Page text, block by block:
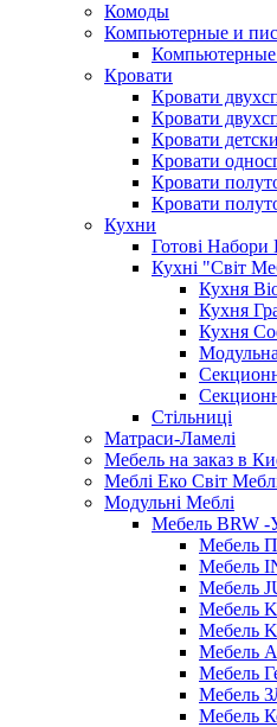
Комоды
Компьютерные и
Кровати
Кровати
Кровати
Кровати
Кровати
Кровати
Кровати
Кухни
Готові Набори
Кухні "Світ
Кухня
Кухня
Кухня
Стільниці
Матраси-Ламелі
Мебель на заказ в
Меблі Еко Світ
Модульні Меблі
Мебель BRW -
Мебель
Мебель
Мебель
Мебель
Мебель
Мебель
Мебель
Мебель
Мебель